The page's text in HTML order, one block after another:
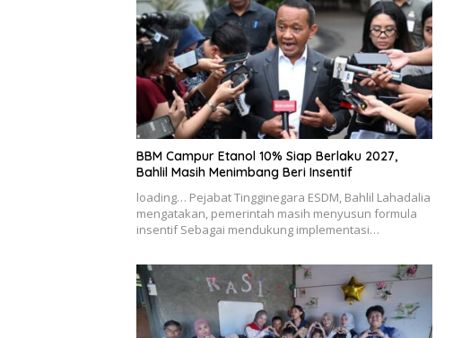
BBM Campur Etanol 10% Siap Berlaku 2027,
Bahlil Masih Menimbang Beri Insentif
loading… Pejabat Tingginegara ESDM, Bahlil Lahadalia
mengatakan, pemerintah masih menyusun formula
insentif Sebagai mendukung implementasi…